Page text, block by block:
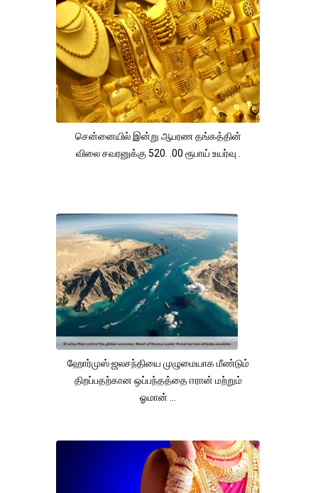
சென்னையில் இன்று ஆபரண தங்கத்தின்
விலை சவரனுக்கு 520. .00 ரூபாய் உயர்வு .
ஹோர்முஸ் ஜலசந்தியை முழுமையாக மீண்டும்
திறப்பதற்கான ஒப்பந்தத்தை ஈரான் மற்றும்
ஓமான் ...